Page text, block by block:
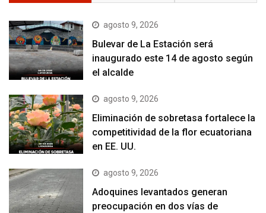
agosto 9, 2026
Bulevar de La Estación será
inaugurado este 14 de agosto según
el alcalde
agosto 9, 2026
Eliminación de sobretasa fortalece la
competitividad de la flor ecuatoriana
en EE. UU.
agosto 9, 2026
Adoquines levantados generan
preocupación en dos vías de